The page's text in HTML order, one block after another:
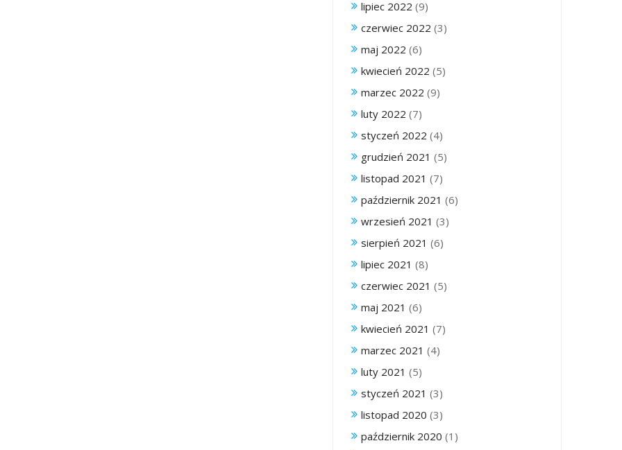
lipiec 2022 (9)
czerwiec 2022 (3)
maj 2022 (6)
kwiecień 2022 (5)
marzec 2022 (9)
luty 2022 (7)
styczeń 2022 (4)
grudzień 2021 (5)
listopad 2021 (7)
październik 2021 (6)
wrzesień 2021 (3)
sierpień 2021 (6)
lipiec 2021 (8)
czerwiec 2021 (5)
maj 2021 (6)
kwiecień 2021 (7)
marzec 2021 (4)
luty 2021 (5)
styczeń 2021 (3)
listopad 2020 (3)
październik 2020 (1)